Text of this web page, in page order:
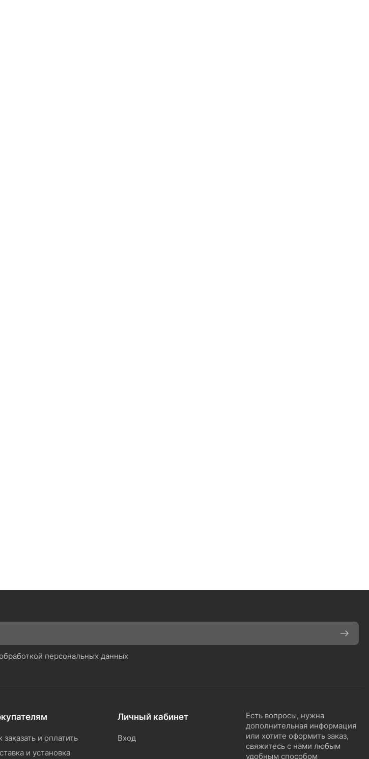
персональных данных
заказать и оплатить
и установка
Личный кабинет
Вход
Есть вопросы, нужна
дополнительная информация
или хотите оформить заказ,
свяжитесь с нами любым
удобным способом